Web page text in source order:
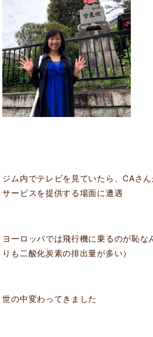
ジム内でテレビを見ていたら、CAさ
サービスを提供する場面に遭遇
ヨーロッパでは飛行機に乗るのが恥な
りも二酸化炭素の排出量が多い）
世の中変わってきました